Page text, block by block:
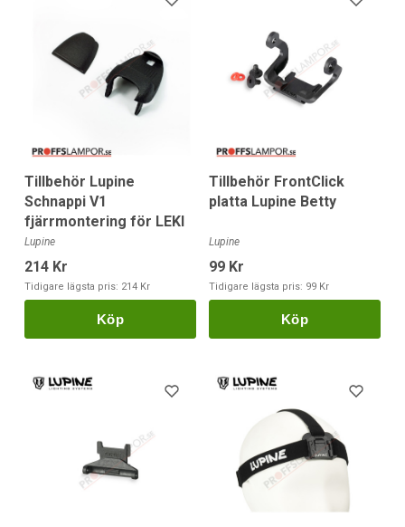
Tillbehör Lupine
Schnappi V1
fjärrmontering för LEKI
Lupine
214 Kr
Tidigare lägsta pris: 214 Kr
Köp
Tillbehör FrontClick
platta Lupine Betty
Lupine
99 Kr
Tidigare lägsta pris: 99 Kr
Köp